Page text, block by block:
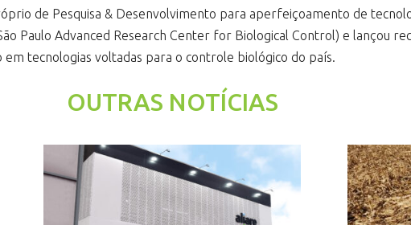
de Pesquisa & Desenvolvimento para aperfeiçoamento de
Paulo Advanced Research Center for Biological Control) e lançou
em tecnologias voltadas para o controle biológico do país.
OUTRAS NOTÍCIAS